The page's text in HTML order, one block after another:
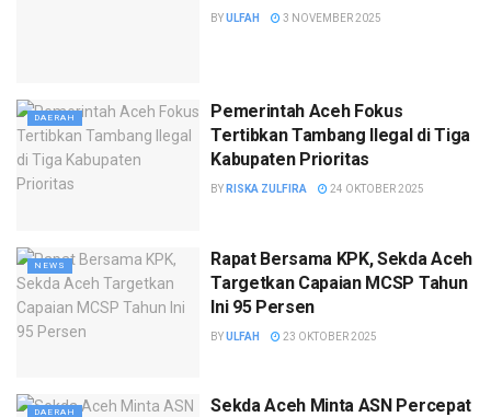
BYULFAH 3 NOVEMBER 2025
DAERAH
Pemerintah Aceh Fokus
Tertibkan Tambang Ilegal di Tiga
Kabupaten Prioritas
BY RISKA ZULFIRA 24 OKTOBER 2025
NEWS
Rapat Bersama KPK, Sekda Aceh
Targetkan Capaian MCSP Tahun
Ini 95 Persen
BYULFAH 23 OKTOBER 2025
DAERAH
Sekda Aceh Minta ASN Percepat